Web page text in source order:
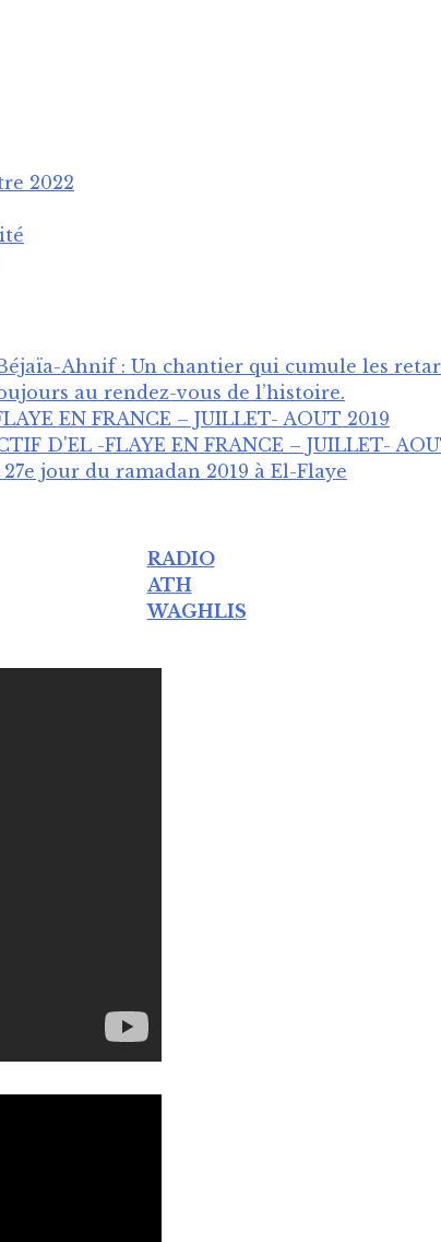
2022
Ahnif : Un chantier qui cumule les
au rendez-vous de l’histoire .
EN FRANCE – JUILLET- AOUT 2019
D'EL -FLAYE EN FRANCE – JUILLET-
jour du ramadan 2019 à El-Flaye
RADIO
ATH
WAGHLIS